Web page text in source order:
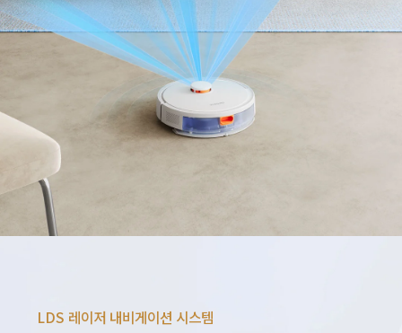
LDS 레이저 내비게이션 시스템